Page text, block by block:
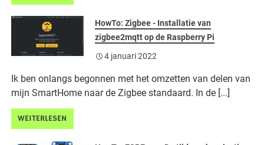
HowTo: Zigbee - Installatie van
zigbee2mqtt op de Raspberry Pi
4 januari 2022
Ik ben onlangs begonnen met het omzetten van delen van
mijn SmartHome naar de Zigbee standaard. In de [...]
WEITERLESEN